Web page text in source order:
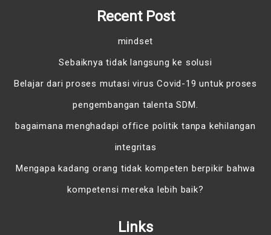
Recent Post
mindset
Sebaiknya tidak langsung ke solusi
Belajar dari proses mutasi virus Covid-19 untuk proses
pengembangan talenta SDM.
bagaimana menghadapi office politik tanpa kehilangan
integritas
Mengapa kadang orang tidak kompeten berpikir bahwa
kompetensi mereka lebih baik?
Links